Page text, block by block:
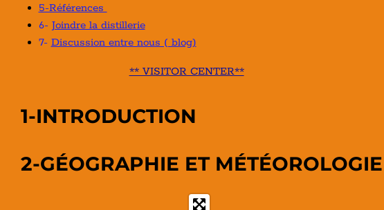
5-Références
6- Joindre la distillerie
7- Discussion entre nous ( blog)
** VISITOR CENTER**
1-INTRODUCTION
2-GÉOGRAPHIE ET